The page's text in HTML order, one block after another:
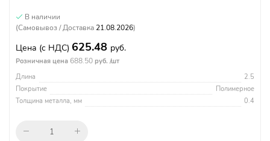
В наличии
(Самовывоз / Доставка 21.08.2026)
Цена (с НДС) 625.48 руб.
Розничная цена 688.50 руб. /шт
Длина
2.5
Покрытие
Полимерное
Толщина металла, мм
0.4